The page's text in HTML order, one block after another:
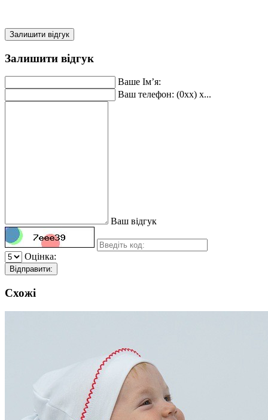
Залишити відгук
Залишити відгук
Ваше Ім’я:
Ваш телефон: (0xx) x...
Ваш відгук
Оцінка:
Відправити:
Схожі